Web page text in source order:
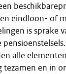
eindloon- of
is sprake
alle
tezamen en in